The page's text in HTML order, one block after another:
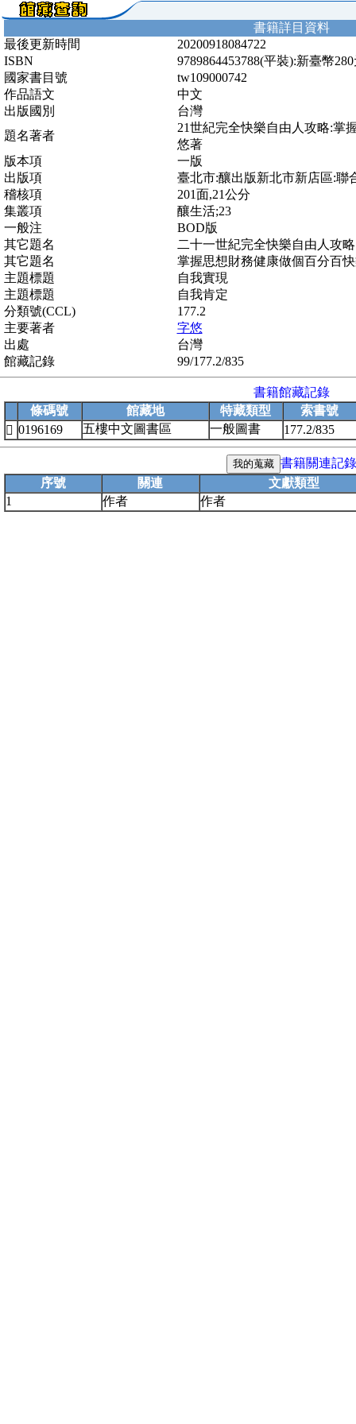
書籍詳目資料
最後更新時間
20200918084722
ISBN
9789864453788(平裝):新臺幣
國家書目號
tw109000742
作品語文
中文
出版國別
台灣
題名著者
21世紀完全快樂自由人攻略:掌
悠著
版本項
一版
出版項
臺北市:釀出版新北市新店區:聯
稽核項
201面,21公分
集叢項
釀生活;23
一般注
BOD版
其它題名
二十一世紀完全快樂自由人攻略
其它題名
掌握思想財務健康做個百分百
主題標題
自我實現
主題標題
自我肯定
分類號(CCL)
177.2
主要著者
字悠
出處
台灣
館藏記錄
99/177.2/835
書籍館藏記錄
條碼號
館藏地 特藏類型
索書號
 0196169 五樓中文圖書區 一般圖書 177.2/835
書籍關連記錄
序號
關連
文獻類型
1
作者 作者